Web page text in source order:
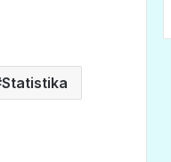
Statistika